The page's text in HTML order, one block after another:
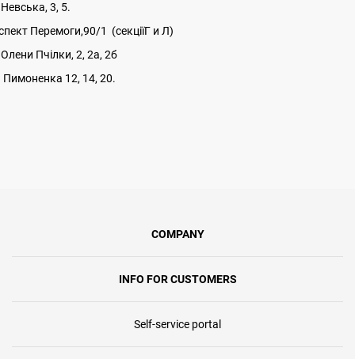
3, 5.
Перемоги,90/1 (секціїГ и Л)
Пчілки, 2, 2а, 2б
Пимоненка 12, 14, 20.
COMPANY
INFO FOR CUSTOMERS
Self-service portal